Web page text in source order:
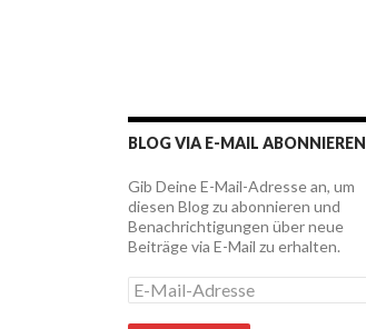
BLOG VIA E-MAIL ABONNIEREN
Gib Deine E-Mail-Adresse an, um
diesen Blog zu abonnieren und
Benachrichtigungen über neue
Beiträge via E-Mail zu erhalten.
E
-